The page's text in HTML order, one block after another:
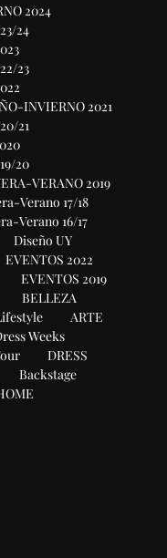
2024
24
23
INVIERNO 2021
21
20
VERANO 2019
Verano 17/18
Verano 16/17
Diseño UY
EVENTOS 2022
EVENTOS 2019
BELLEZA
ARTE
Weeks
DRESS
Backstage